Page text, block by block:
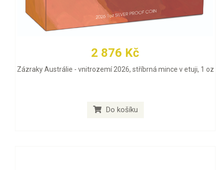
2 876 Kč
Zázraky Austrálie - vnitrozemí 2026, stříbrná mince v etuji, 1 oz
Do košíku